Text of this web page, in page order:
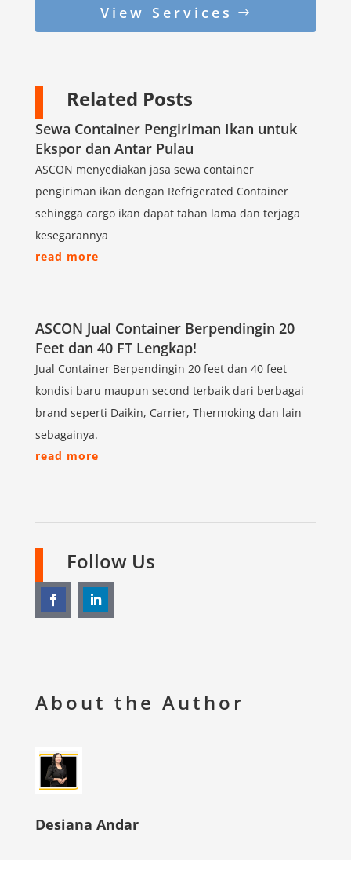
View Services
Related Posts
Sewa Container Pengiriman Ikan untuk
Ekspor dan Antar Pulau
ASCON menyediakan jasa sewa container
pengiriman ikan dengan Refrigerated Container
sehingga cargo ikan dapat tahan lama dan terjaga
kesegarannya
read more
ASCON Jual Container Berpendingin 20
Feet dan 40 FT Lengkap!
Jual Container Berpendingin 20 feet dan 40 feet
kondisi baru maupun second terbaik dari berbagai
brand seperti Daikin, Carrier, Thermoking dan lain
sebagainya.
read more
Follow Us
About the Author
Desiana Andar